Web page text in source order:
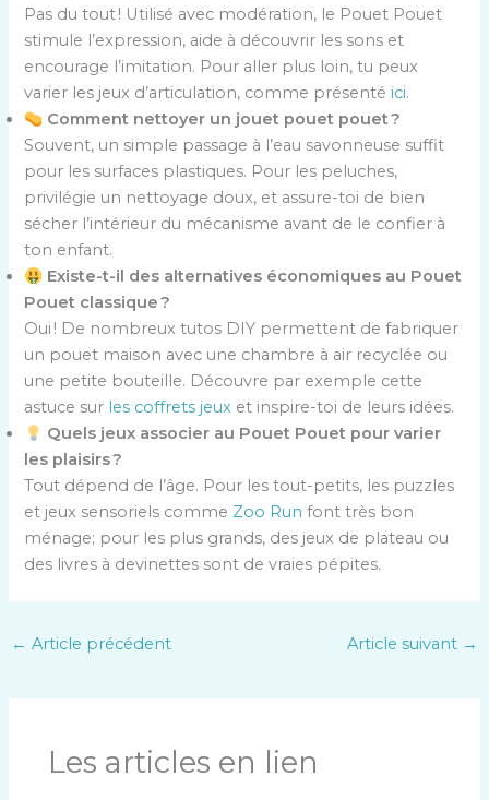
Pas du tout ! Utilisé avec modération, le Pouet Pouet
stimule l’expression, aide à découvrir les sons et
encourage l’imitation. Pour aller plus loin, tu peux
varier les jeux d’articulation, comme présenté ici.
Comment nettoyer un jouet pouet pouet ?
Souvent, un simple passage à l’eau savonneuse suffit
pour les surfaces plastiques. Pour les peluches,
privilégie un nettoyage doux, et assure-toi de bien
sécher l’intérieur du mécanisme avant de le confier à
ton enfant.
Existe-t-il des alternatives économiques au Pouet
Pouet classique ?
Oui ! De nombreux tutos DIY permettent de fabriquer
un pouet maison avec une chambre à air recyclée ou
une petite bouteille. Découvre par exemple cette
astuce sur les coffrets jeux et inspire-toi de leurs idées.
Quels jeux associer au Pouet Pouet pour varier
les plaisirs ?
Tout dépend de l’âge. Pour les tout-petits, les puzzles
et jeux sensoriels comme Zoo Run font très bon
ménage; pour les plus grands, des jeux de plateau ou
des livres à devinettes sont de vraies pépites.
← Article précédent Article suivant →
Les articles en lien